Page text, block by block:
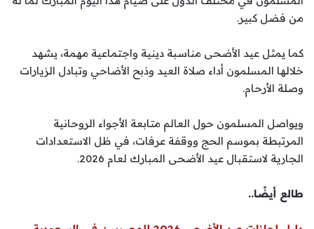
من فضل كبير.
كما يمثل عيد الأضحى مناسبة دينية واجتماعية مهمة، يشهد
خلالها المسلمون أداء صلاة العيد وذبح الأضاحي وتبادل الزيارات
وصلة الأرحام.
ويواصل المسلمون حول العالم متابعة الأجواء الروحانية
المرتبطة بموسم الحج ووقفة عرفات، في ظل الاستعدادات
الجارية لاستقبال عيد الأضحى المبارك لعام 2026.
طالع أيضًا..